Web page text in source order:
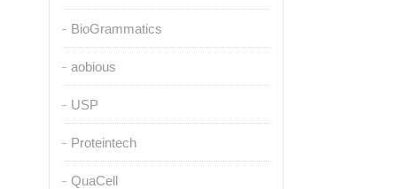
BioGrammatics
aobious
USP
Proteintech
QuaCell